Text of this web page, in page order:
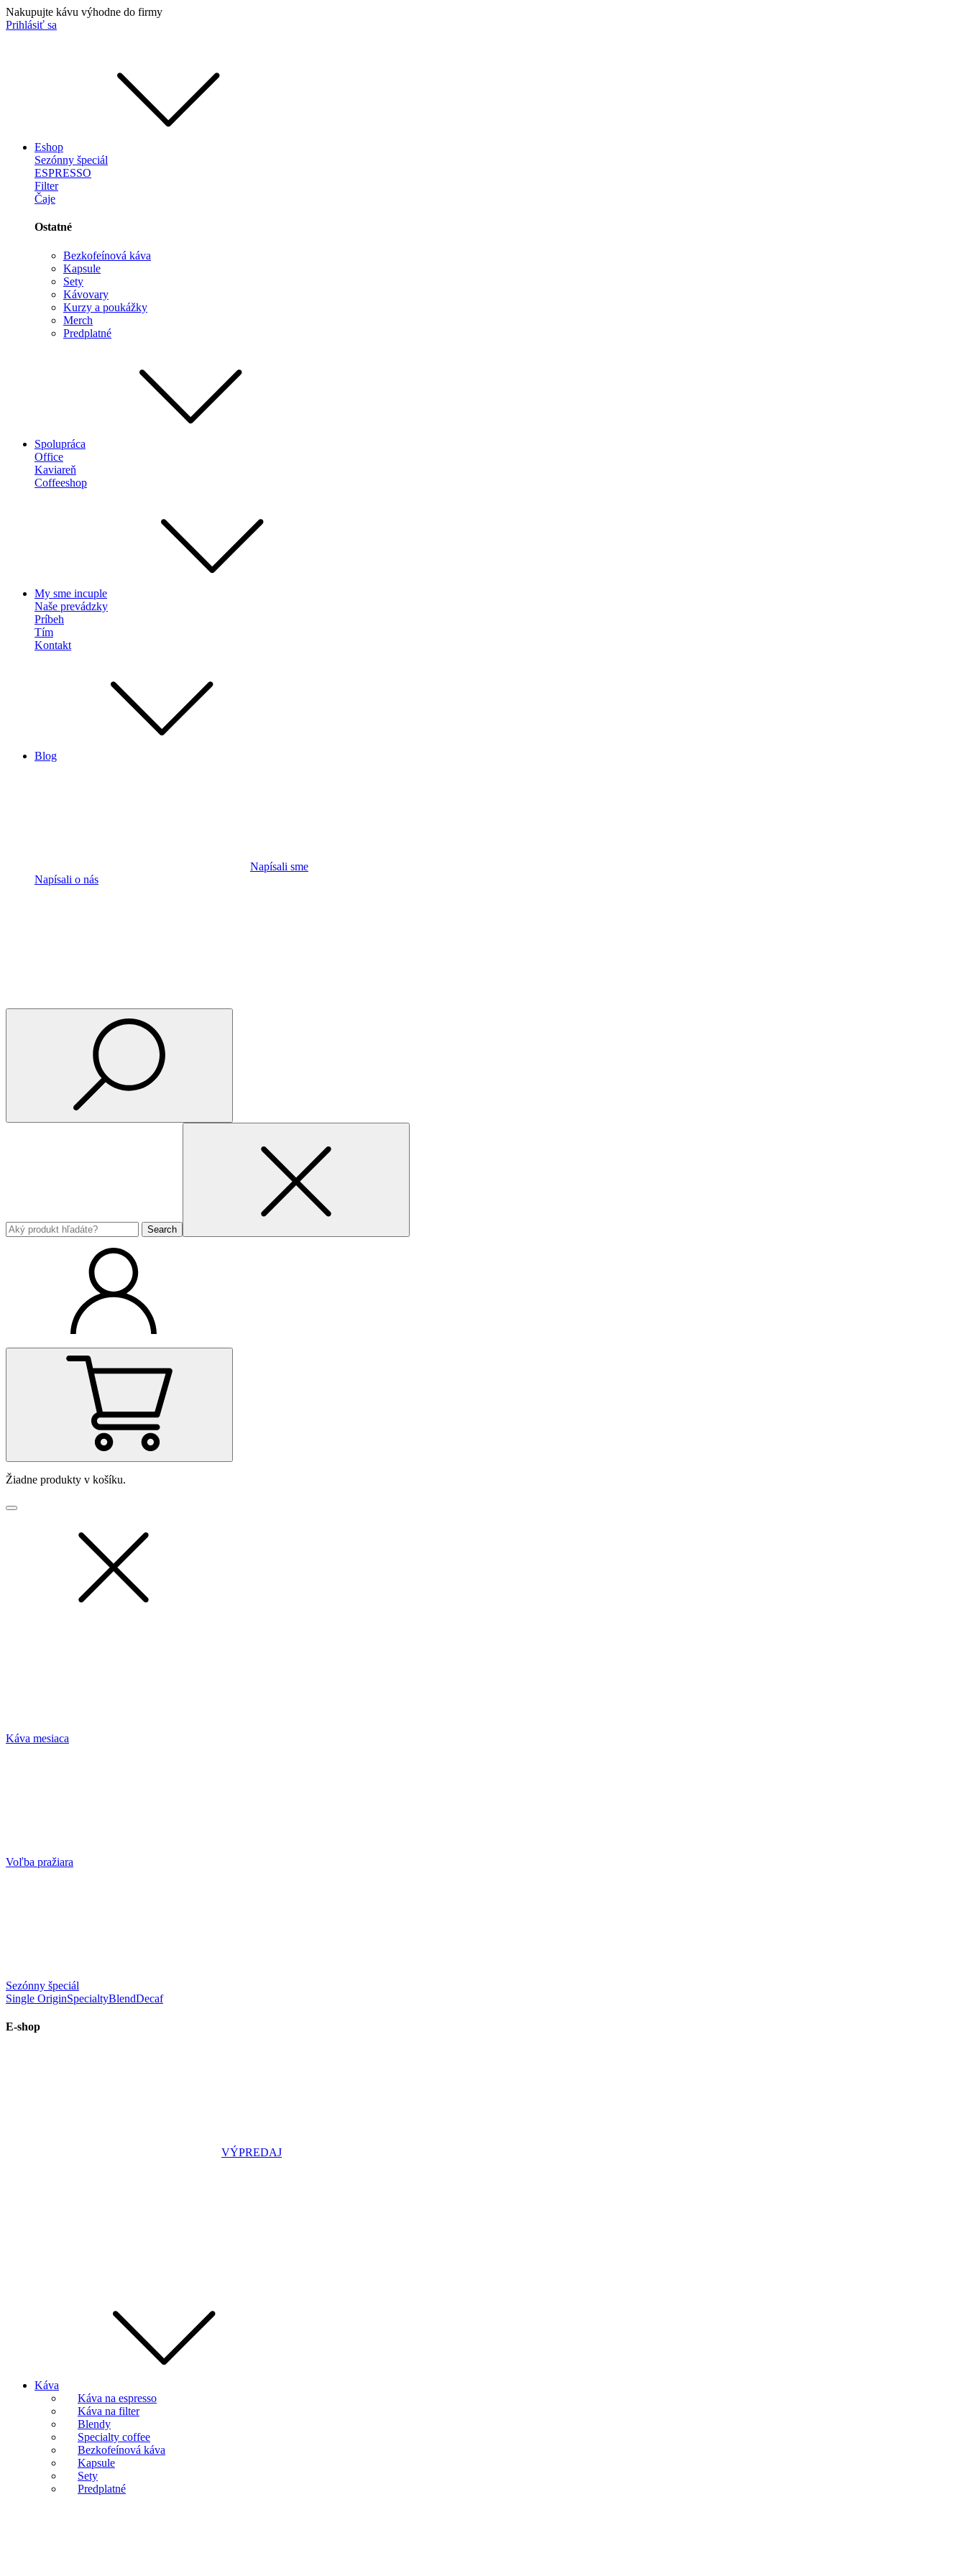
Nakupujte kávu výhodne do firmy
Prihlásiť sa
Eshop
Sezónny špeciál
ESPRESSO
Filter
Čaje
Ostatné
Bezkofeínová káva
Kapsule
Sety
Kávovary
Kurzy a poukážky
Merch
Predplatné
Spolupráca
Office
Kaviareň
Coffeeshop
My sme incuple
Naše prevádzky
Príbeh
Tím
Kontakt
Blog
Napísali sme
Napísali o nás
Žiadne produkty v košíku.
Káva mesiaca
Voľba pražiara
Sezónny špeciál
Single OriginSpecialtyBlendDecaf
E-shop
VÝPREDAJ
Káva
Káva na espresso
Káva na filter
Blendy
Specialty coffee
Bezkofeínová káva
Kapsule
Sety
Predplatné